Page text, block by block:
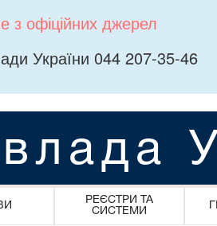
з офіційних джерел
України 044 207-35-46
РЕЄСТРИ ТА
СИСТЕМИ